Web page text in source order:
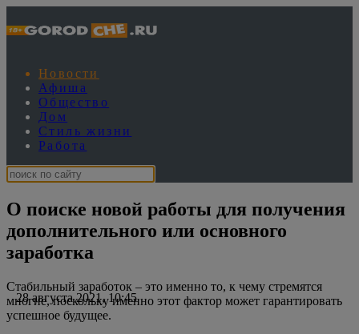
Новости
Афиша
Общество
Дом
Стиль жизни
Работа
О поиске новой работы для получения
дополнительного или основного
заработка
28 августа 2021, 10:45
Стабильный заработок – это именно то, к чему стремятся
многие, поскольку именно этот фактор может гарантировать
успешное будущее.